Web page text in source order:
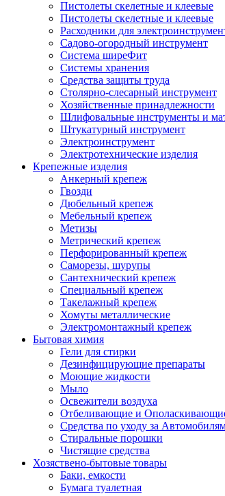
Пистолеты скелетные и клеевые
Пистолеты скелетные и клеевые
Расходники для
Садово-огородный инструмент
Система ширеФит
Системы хранения
Средства защиты труда
Столярно-слесарный инструмент
Хозяйственные принадлежности
Шлифовальные инструменты и
Штукатурный инструмент
Электроинструмент
Электротехнические изделия
Крепежные изделия
Анкерный крепеж
Гвозди
Дюбельный крепеж
Мебельный крепеж
Метизы
Метрический крепеж
Перфорированный крепеж
Саморезы, шурупы
Сантехнический крепеж
Специальный крепеж
Такелажный крепеж
Хомуты металлические
Электромонтажный крепеж
Бытовая химия
Гели для стирки
Дезинфицирующие препараты
Моющие жидкости
Мыло
Освежители воздуха
Отбеливающие и Ополаскивающие
Средства по уходу за
Стиральные порошки
Чистящие средства
Хозяствено-бытовые товары
Баки, емкости
Бумага туалетная